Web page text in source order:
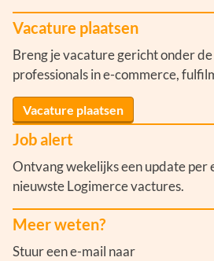
Vacature plaatsen
Breng je vacature gericht onder
professionals in e-commerce,
Vacature plaatsen
Job alert
Ontvang wekelijks een update per
nieuwste Logimerce vactures.
Meer weten?
Stuur een e-mail naar